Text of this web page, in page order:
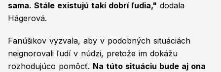
sama. Stále existujú takí dobrí ľudia," dodala
Hágerová.
Fanúšikov vyzvala, aby v podobných situáciách
neignorovali ľudí v núdzi, pretože im dokážu
rozhodujúco pomôcť. Na túto situáciu bude aj ona